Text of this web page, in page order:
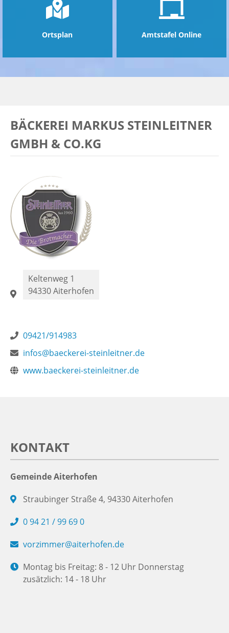
Ortsplan Amtstafel Online
BÄCKEREI MARKUS STEINLEITNER
GMBH & CO.KG
Keltenweg 1
94330Aiterhofen
09421/914983
infos@baeckerei-steinleitner.de
www.baeckerei-steinleitner.de
KONTAKT
Gemeinde Aiterhofen
Straubinger Straße 4, 94330 Aiterhofen
0 94 21 / 99 69 0
vorzimmer@aiterhofen.de
Montag bis Freitag: 8 - 12 Uhr Donnerstag
zusätzlich: 14 - 18 Uhr